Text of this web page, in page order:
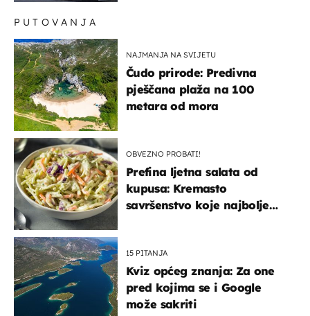
PUTOVANJA
NAJMANJA NA SVIJETU
Čudo prirode: Predivna
pješčana plaža na 100
metara od mora
OBVEZNO PROBATI!
Prefina ljetna salata od
kupusa: Kremasto
savršenstvo koje najbolje
15 PITANJA
Kviz općeg znanja: Za one
pred kojima se i Google
može sakriti